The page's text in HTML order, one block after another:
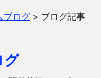
ブログ> ブログ記事
グ